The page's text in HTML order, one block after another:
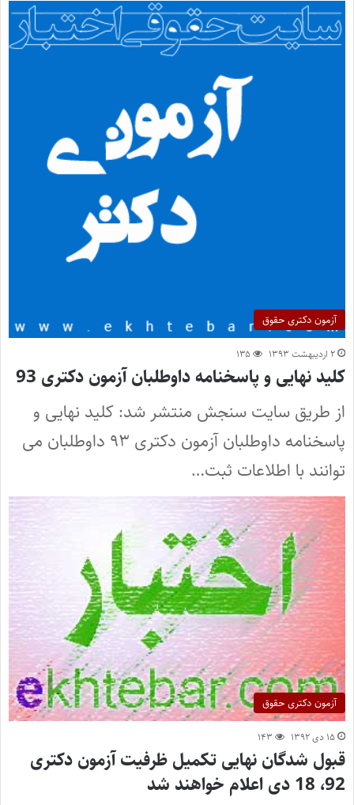
آزمون دکتری حقوق
۲ اردیبهشت ۱۳۹۳ ۱۳۵
کلید نهایی و پاسخنامه داوطلبان آزمون دکتری 93
از طریق سایت سنجش منتشر شد: کلید نهایی و
پاسخنامه داوطلبان آزمون دکتری ۹۳ داوطلبان می
توانند با اطلاعات ثبت…
آزمون دکتری حقوق
۱۵ دی ۱۳۹۲ ۱۴۳
قبول شدگان نهایی تکمیل ظرفیت آزمون دکتری
92، 18 دی اعلام خواهند شد